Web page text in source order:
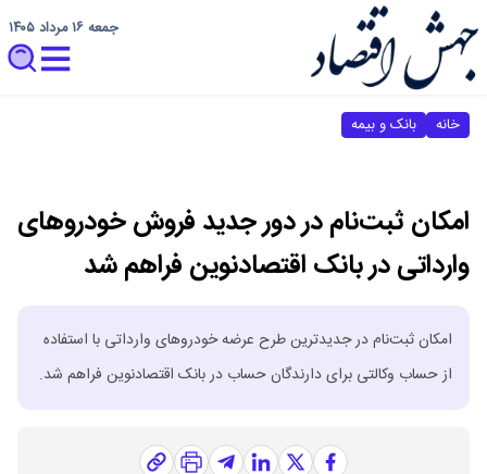
جمعه ۱۶ مرداد ۱۴۰۵
خانه بانک و بیمه
امکان ثبت‌نام در دور جدید فروش خودروهای
وارداتی در بانک اقتصادنوین فراهم شد
امکان ثبت‌نام در جدیدترین طرح عرضه خودروهای وارداتی با استفاده
از حساب وکالتی برای دارندگان حساب در بانک اقتصادنوین فراهم شد.